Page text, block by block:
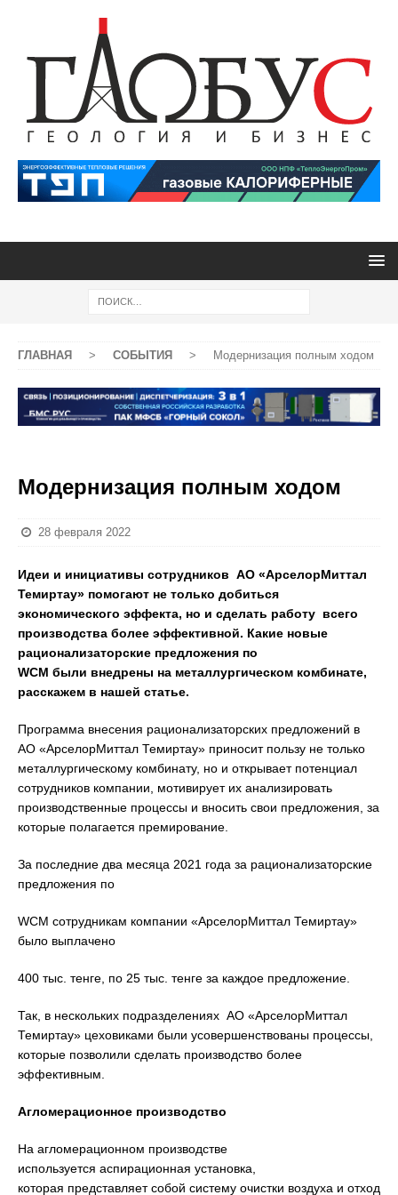
ГЛАВНАЯ > СОБЫТИЯ > Модернизация полным ходом
Модернизация полным ходом
28 февраля 2022
Идеи и инициативы сотрудников АО «АрселорМиттал
Темиртау» помогают не только добиться
экономического эффекта, но и сделать работу всего
производства более эффективной. Какие новые
рационализаторские предложения по
WCM были внедрены на металлургическом комбинате,
расскажем в нашей статье.
Программа внесения рационализаторских предложений в
АО «АрселорМиттал Темиртау» приносит пользу не только
металлургическому комбинату, но и открывает потенциал
сотрудников компании, мотивирует их анализировать
производственные процессы и вносить свои предложения, за
которые полагается премирование.
За последние два месяца 2021 года за рационализаторские
предложения по
WCM сотрудникам компании «АрселорМиттал Темиртау»
было выплачено
400 тыс. тенге, по 25 тыс. тенге за каждое предложение.
Так, в нескольких подразделениях АО «АрселорМиттал
Темиртау» цеховиками были усовершенствованы процессы,
которые позволили сделать производство более
эффективным.
Агломерационное производство
На агломерационном производстве
используется аспирационная установка,
которая представляет собой систему очистки воздуха и отход